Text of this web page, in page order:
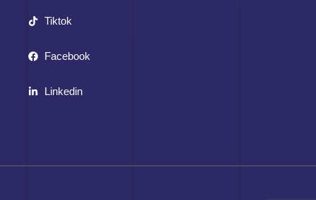
Tiktok
Facebook
Linkedin